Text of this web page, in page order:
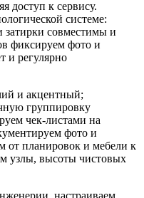
доступ к сервису.
системе:
затирки совместимы и
фиксируем фото и
и регулярно
и акцентный;
группировку
чек‑листами на
фото и
от планировок и мебели к
узлы, высоты чистовых
настраиваем